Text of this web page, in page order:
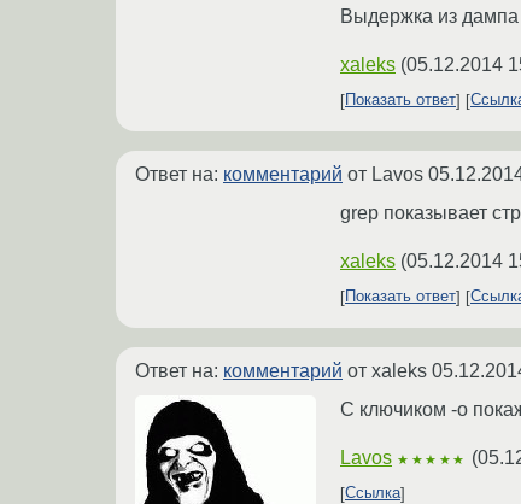
Выдержка из дампа
xaleks (05.12.2014
Показать ответ
Ответ на: комментарий от Lavos
grep показывает
xaleks (05.12.2014
Показать ответ
Ответ на: комментарий от xaleks
С ключиком -o
Lavos ★★★★★ (
Ссылка